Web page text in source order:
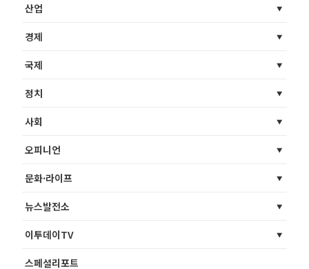
산업
경제
국제
정치
사회
오피니언
문화·라이프
뉴스발전소
이투데이TV
스페셜리포트